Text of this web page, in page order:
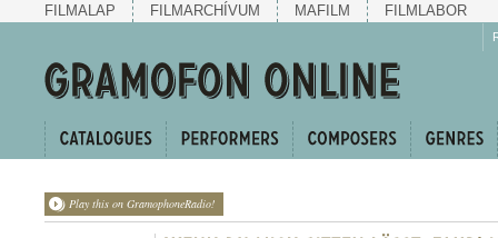
FILMALAP FILMARCHÍVUM MAFILM FILMLABOR
Play this on GramophoneRadio!